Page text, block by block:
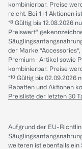
kombinierbar. Preise
reicht. Bei 1+1 Aktionen
*⁸ Gültig bis 12.08.2026
Preiswert“
der Marke “Accessories“,
Premium- Artikel sowie
kombinierbar. Preise
*¹⁰ Gültig bis
Rabatten und Aktionen
Preisliste der letzten 30
Aufgrund der EU-
weiteren ist ebenfalls ein